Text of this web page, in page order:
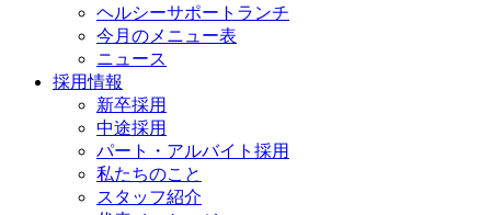
ヘルシーサポートランチ
今月のメニュー表
ニュース
採用情報
新卒採用
中途採用
パート・アルバイト採用
私たちのこと
スタッフ紹介